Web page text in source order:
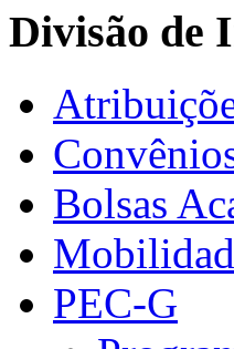
Divisão de
Bolsas
PEC-G